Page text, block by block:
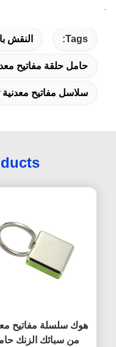
Tags: النقش
حامل حلقة مفاتيح
سلاسل مفاتيح معدنية
هوك سلسلة مفاتيح
من سبائك الزنك